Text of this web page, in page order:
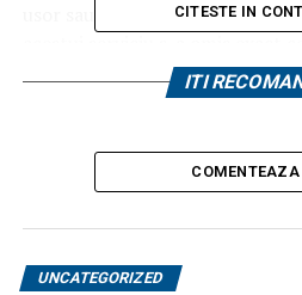
usor sau pote ca in incercarea
important. Iar factorul pe care
strict legat de ceea ce
se ocupe de cele necesare
special atunci cand vorbim
CITESTE IN
ITI
COMENTEAZA
UNCATEGORIZED